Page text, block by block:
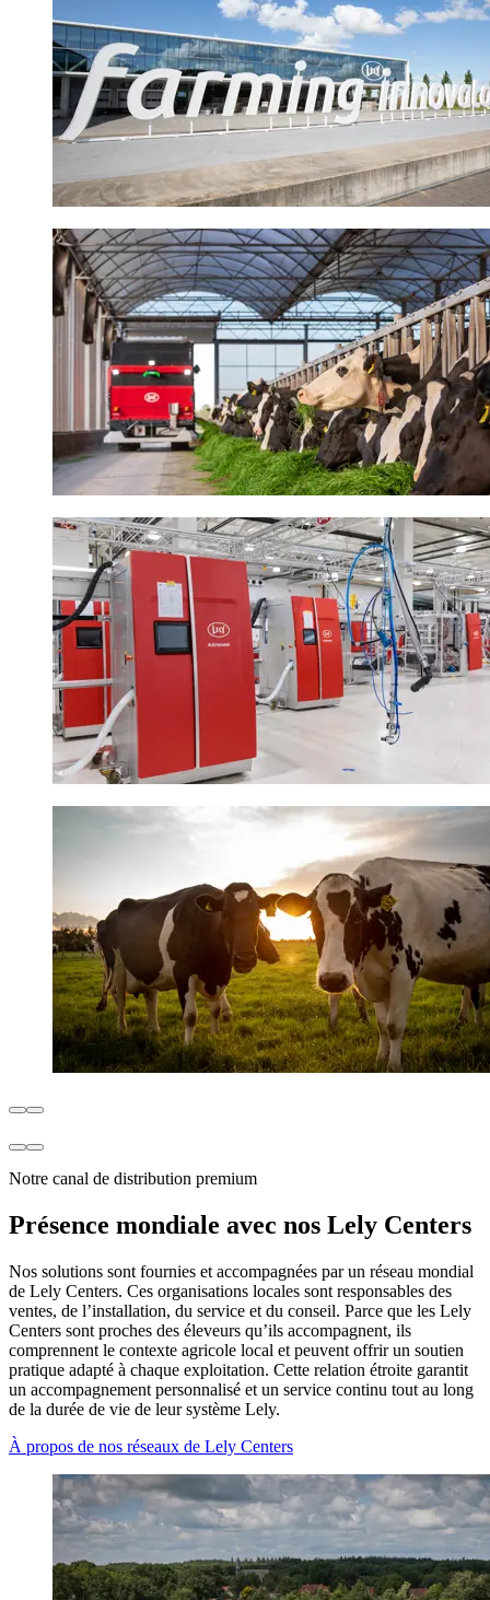
Notre canal de distribution premium
Présence mondiale avec nos Lely Centers
Nos solutions sont fournies et accompagnées par un réseau mondial
de Lely Centers. Ces organisations locales sont responsables des
ventes, de l’installation, du service et du conseil. Parce que les Lely
Centers sont proches des éleveurs qu’ils accompagnent, ils
comprennent le contexte agricole local et peuvent offrir un soutien
pratique adapté à chaque exploitation. Cette relation étroite garantit
un accompagnement personnalisé et un service continu tout au long
de la durée de vie de leur système Lely.
À propos de nos réseaux de Lely Centers